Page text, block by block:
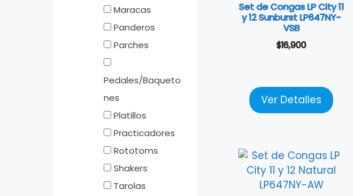
Set de Congas LP City 11
y 12 Sunburst LP647NY-
VSB
$16,900
Ver Detalles
Maracas
Panderos
Parches
Pedales/Baqueto
nes
Platillos
Practicadores
Rototoms
Shakers
Tarolas